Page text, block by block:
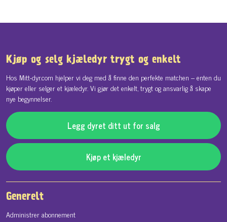
Kjøp og selg kjæledyr trygt og enkelt
Hos Mitt-dyr.com hjelper vi deg med å finne den perfekte matchen – enten du
kjøper eller selger et kjæledyr. Vi gjør det enkelt, trygt og ansvarlig å skape
nye begynnelser.
Legg dyret ditt ut for salg
Kjøp et kjæledyr
Generelt
Administrer abonnement